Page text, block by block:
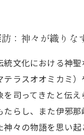
：神々が織りな
統文化における神
テラスオオミカミ
を司ってきたと伝
たらし、また伊邪
神々の物語を思い